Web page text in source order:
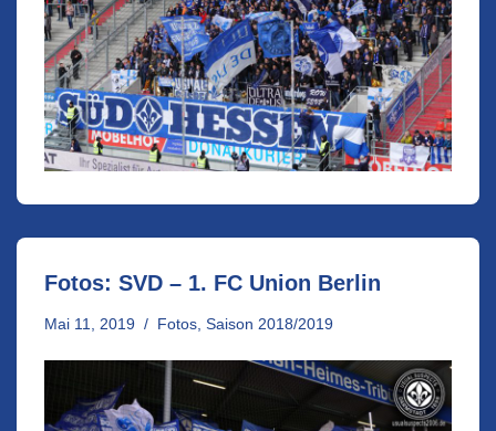
Fotos: SVD – 1. FC Union Berlin
Mai 11, 2019 Fotos Saison 2018/2019